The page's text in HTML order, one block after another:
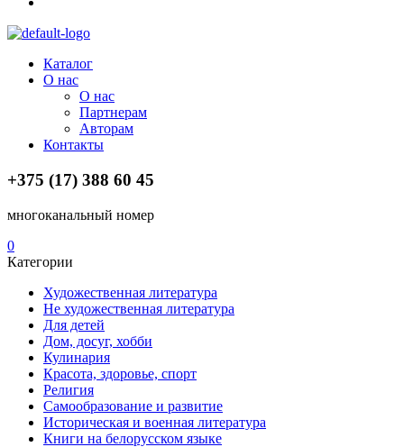
Menu
Каталог
О нас
О нас
Партнерам
Авторам
Контакты
+375 (17) 388 60 45
многоканальный номер
0
Категории
Художественная литература
Не художественная литература
Для детей
Дом, досуг, хобби
Кулинария
Красота, здоровье, спорт
Религия
Самообразование и развитие
Историческая и военная литература
Книги на белорусском языке